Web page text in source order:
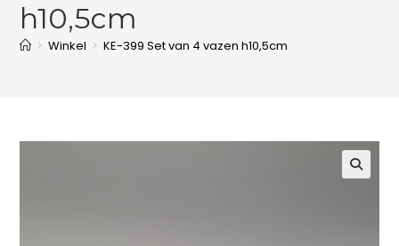
h10,5cm
> Winkel > KE-399 Set van 4 vazen h10,5cm